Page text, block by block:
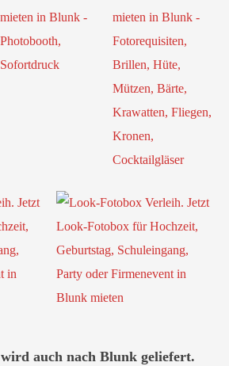
wird auch nach Blunk geliefert.